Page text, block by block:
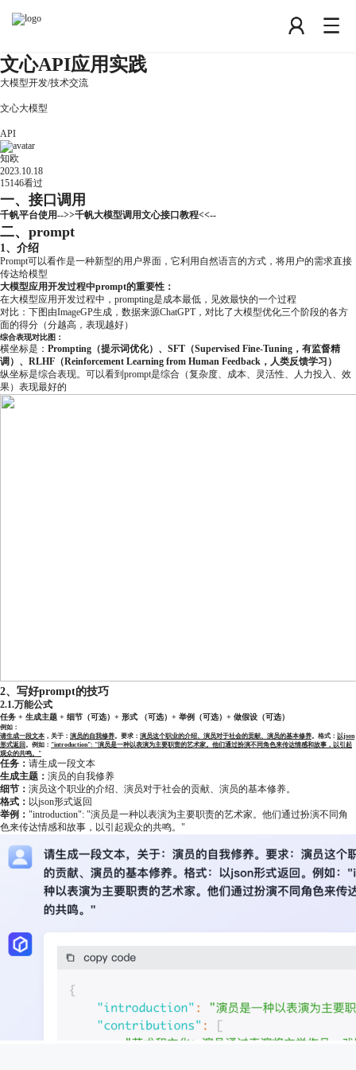
文心API应用实践
大模型开发/技术交流
文心大模型
API
知欧
2023.10.18
15146看过
一、接口调用
千帆平台使用-->>千帆大模型调用文心接口教程<<--
二、prompt
1、介绍
Prompt可以看作是一种新型的用户界面，它利用自然语言的方式，将用户的需求直接
传达给模型
大模型应用开发过程中prompt的重要性：
在大模型应用开发过程中，prompting是成本最低，见效最快的一个过程
对比：下图由ImageGP生成，数据来源ChatGPT，对比了大模型优化三个阶段的各方
面的得分（分越高，表现越好）
综合表现对比图：
横坐标是： Prompting（提示词优化）、SFT（Supervised Fine-Tuning，有监督精
调）、RLHF（Reinforcement Learning from Human Feedback，人类反馈学习）
纵坐标是综合表现。可以看到prompt是综合（复杂度、成本、灵活性、人力投入、效
果）表现最好的
2、写好prompt的技巧
2.1.万能公式
任务 + 生成主题 + 细节（可选） + 形式 （可选） + 举例（可选） + 做假设（可选）
例如：
请生成一段文本 ，关于： 演员的自我修养 。要求： 演员这个职业的介绍、演员对于社会的贡献、演员的基本修养 。格式： 以json
形式返回 。例如： "introduction": "演员是一种以表演为主要职责的艺术家。他们通过扮演不同角色来传达情感和故事，以引起
观众的共鸣。"
任务： 请生成一段文本
生成主题： 演员的自我修养
细节： 演员这个职业的介绍、演员对于社会的贡献、演员的基本修养。
格式： 以json形式返回
举例： "introduction": "演员是一种以表演为主要职责的艺术家。他们通过扮演不同角
色来传达情感和故事，以引起观众的共鸣。"